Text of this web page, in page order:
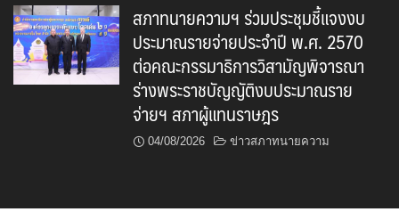
สภาทนายความฯ ร่วมประชุมชี้แจงงบ
ประมาณรายจ่ายประจำปี พ.ศ. 2570
ต่อคณะกรรมาธิการวิสามัญพิจารณา
ร่างพระราชบัญญัติงบประมาณราย
จ่ายฯ สภาผู้แทนราษฎร
04/08/2026 ข่าวสภาทนายความ